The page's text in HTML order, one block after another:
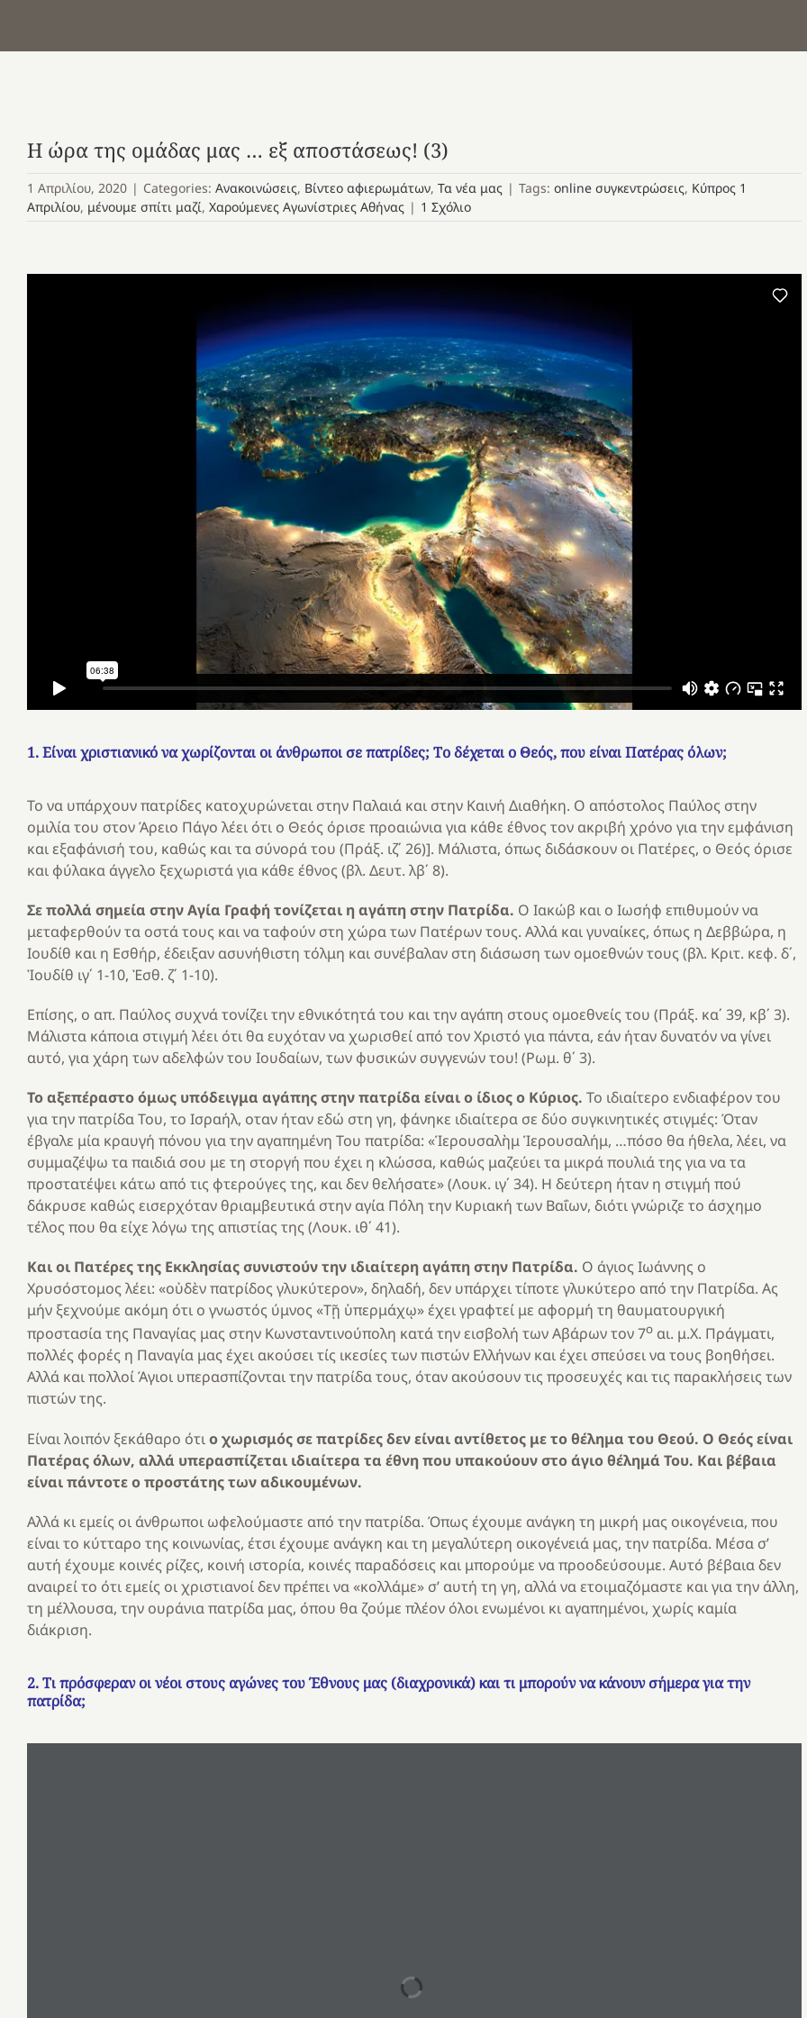
Η ώρα της ομάδας μας … εξ αποστάσεως! (3)
1 Απριλίου, 2020 | Categories: Ανακοινώσεις, Βίντεο αφιερωμάτων, Τα νέα μας | Tags: online συγκεντρώσεις, Κύπρος 1
Απριλίου, μένουμε σπίτι μαζί, Χαρούμενες Αγωνίστριες Αθήνας | 1 Σχόλιο
1. Είναι χριστιανικό να χωρίζονται οι άνθρωποι σε πατρίδες; Το δέχεται ο Θεός, που είναι Πατέρας όλων;
Το να υπάρχουν πατρίδες κατοχυρώνεται στην Παλαιά και στην Καινή Διαθήκη. Ο απόστολος Παύλος στην
ομιλία του στον Άρειο Πάγο λέει ότι ο Θεός όρισε προαιώνια για κάθε έθνος τον ακριβή χρόνο για την εμφάνιση
και εξαφάνισή του, καθώς και τα σύνορά του (Πράξ. ιζ΄ 26)]. Μάλιστα, όπως διδάσκουν οι Πατέρες, ο Θεός όρισε
και φύλακα άγγελο ξεχωριστά για κάθε έθνος (βλ. Δευτ. λβ΄ 8).
Σε πολλά σημεία στην Αγία Γραφή τονίζεται η αγάπη στην Πατρίδα. Ο Ιακώβ και ο Ιωσήφ επιθυμούν να
μεταφερθούν τα οστά τους και να ταφούν στη χώρα των Πατέρων τους. Αλλά και γυναίκες, όπως η Δεββώρα, η
Ιουδίθ και η Εσθήρ, έδειξαν ασυνήθιστη τόλμη και συνέβαλαν στη διάσωση των ομοεθνών τους (βλ. Κριτ. κεφ. δ΄,
Ἰουδίθ ιγ΄ 1-10, Ἐσθ. ζ΄ 1-10).
Επίσης, ο απ. Παύλος συχνά τονίζει την εθνικότητά του και την αγάπη στους ομοεθνείς του (Πράξ. κα΄ 39, κβ΄ 3).
Μάλιστα κάποια στιγμή λέει ότι θα ευχόταν να χωρισθεί από τον Χριστό για πάντα, εάν ήταν δυνατόν να γίνει
αυτό, για χάρη των αδελφών του Ιουδαίων, των φυσικών συγγενών του! (Ρωμ. θ΄ 3).
Το αξεπέραστο όμως υπόδειγμα αγάπης στην πατρίδα είναι ο ίδιος ο Κύριος. Το ιδιαίτερο ενδιαφέρον του
για την πατρίδα Του, το Ισραήλ, οταν ήταν εδώ στη γη, φάνηκε ιδιαίτερα σε δύο συγκινητικές στιγμές: Όταν
έβγαλε μία κραυγή πόνου για την αγαπημένη Του πατρίδα: «Ἱερουσαλὴμ Ἱερουσαλήμ, …πόσο θα ήθελα, λέει, να
συμμαζέψω τα παιδιά σου με τη στοργή που έχει η κλώσσα, καθώς μαζεύει τα μικρά πουλιά της για να τα
προστατέψει κάτω από τις φτερούγες της, και δεν θελήσατε» (Λουκ. ιγ΄ 34). Η δεύτερη ήταν η στιγμή πού
δάκρυσε καθώς εισερχόταν θριαμβευτικά στην αγία Πόλη την Κυριακή των Βαΐων, διότι γνώριζε το άσχημο
τέλος που θα είχε λόγω της απιστίας της (Λουκ. ιθ΄ 41).
Και οι Πατέρες της Εκκλησίας συνιστούν την ιδιαίτερη αγάπη στην Πατρίδα. Ο άγιος Ιωάννης ο
Χρυσόστομος λέει: «οὐδὲν πατρίδος γλυκύτερον», δηλαδή, δεν υπάρχει τίποτε γλυκύτερο από την Πατρίδα. Ας
μήν ξεχνούμε ακόμη ότι ο γνωστός ύμνος «Τῇ ὑπερμάχῳ» έχει γραφτεί με αφορμή τη θαυματουργική
προστασία της Παναγίας μας στην Κωνσταντινούπολη κατά την εισβολή των Αβάρων τον 7ο αι. μ.Χ. Πράγματι,
πολλές φορές η Παναγία μας έχει ακούσει τίς ικεσίες των πιστών Ελλήνων και έχει σπεύσει να τους βοηθήσει.
Αλλά και πολλοί Άγιοι υπερασπίζονται την πατρίδα τους, όταν ακούσουν τις προσευχές και τις παρακλήσεις των
πιστών της.
Είναι λοιπόν ξεκάθαρο ότιο χωρισμός σε πατρίδες δεν είναι αντίθετος με το θέλημα του Θεού. Ο Θεός είναι
Πατέρας όλων, αλλά υπερασπίζεται ιδιαίτερα τα έθνη που υπακούουν στο άγιο θέλημά Του. Και βέβαια
είναι πάντοτε ο προστάτης των αδικουμένων.
Αλλά κι εμείς οι άνθρωποι ωφελούμαστε από την πατρίδα. Όπως έχουμε ανάγκη τη μικρή μας οικογένεια, που
είναι το κύτταρο της κοινωνίας, έτσι έχουμε ανάγκη και τη μεγαλύτερη οικογένειά μας, την πατρίδα. Μέσα σ’
αυτή έχουμε κοινές ρίζες, κοινή ιστορία, κοινές παραδόσεις και μπορούμε να προοδεύσουμε. Αυτό βέβαια δεν
αναιρεί το ότι εμείς οι χριστιανοί δεν πρέπει να «κολλάμε» σ’ αυτή τη γη, αλλά να ετοιμαζόμαστε και για την άλλη,
τη μέλλουσα, την ουράνια πατρίδα μας, όπου θα ζούμε πλέον όλοι ενωμένοι κι αγαπημένοι, χωρίς καμία
διάκριση.
2. Τι πρόσφεραν οι νέοι στους αγώνες του Έθνους μας (διαχρονικά) και τι μπορούν να κάνουν σήμερα για την
πατρίδα;